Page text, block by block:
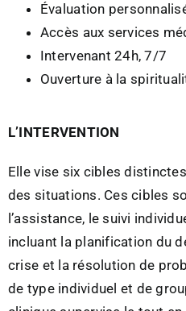
Évaluation
Accès aux services
Intervenant 24h, 7/7
Ouverture à la
L’INTERVENTION
Elle vise six cibles
des situations. Ces cibles
l’assistance, le suivi
incluant la planification du
crise et la résolution de
de type individuel et de